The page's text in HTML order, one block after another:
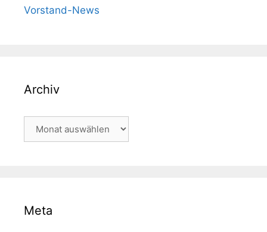
Vorstand-News
Archiv
Meta